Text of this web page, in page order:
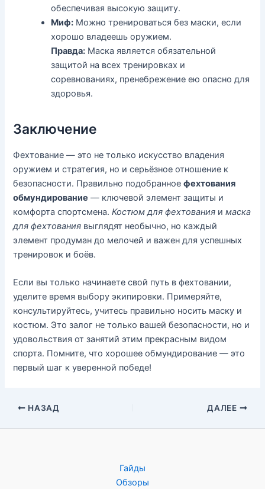
обеспечивая высокую защиту.
Миф: Можно тренироваться без маски, если
хорошо владеешь оружием.
Правда: Маска является обязательной
защитой на всех тренировках и
соревнованиях, пренебрежение ею опасно для
здоровья.
Заключение
Фехтование — это не только искусство владения
оружием и стратегия, но и серьёзное отношение к
безопасности. Правильно подобранноефехтования
обмундирование — ключевой элемент защиты и
комфорта спортсмена.Костюм для фехтования имаска
для фехтования выглядят необычно, но каждый
элемент продуман до мелочей и важен для успешных
тренировок и боёв.
Если вы только начинаете свой путь в фехтовании,
уделите время выбору экипировки. Примеряйте,
консультируйтесь, учитесь правильно носить маску и
костюм. Это залог не только вашей безопасности, но и
удовольствия от занятий этим прекрасным видом
спорта. Помните, что хорошее обмундирование — это
первый шаг к уверенной победе!
НАЗАД ДАЛЕЕ
Гайды
Обзоры